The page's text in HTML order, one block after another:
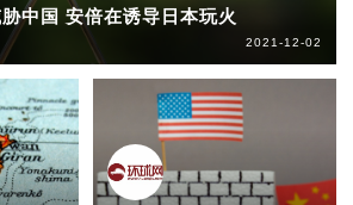
中国 安倍在诱导日本玩火
2021-12-02